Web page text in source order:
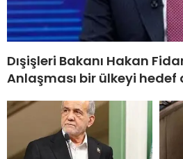
Dışişleri Bakanı Hakan
Anlaşması bir ülkeyi hedef